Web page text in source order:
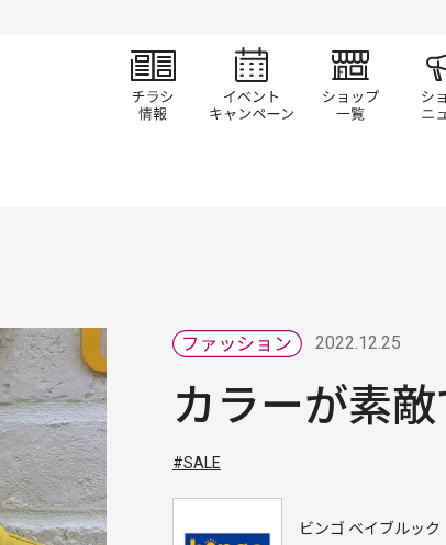
チラシ情報 イベント/キャンペ
ショ
2022.12.25
カラーが素敵
#SALE
ビンゴ ベイブルック